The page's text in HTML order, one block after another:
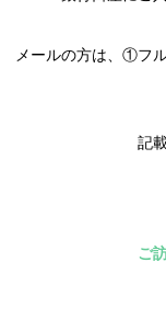
メールの方は、①フ
記
ご